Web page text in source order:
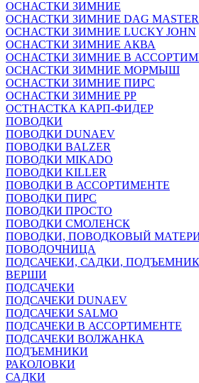
ОСНАСТКИ ЗИМНИЕ
ОСНАСТКИ ЗИМНИЕ DAG MASTER
ОСНАСТКИ ЗИМНИЕ LUCKY JOHN
ОСНАСТКИ ЗИМНИЕ АКВА
ОСНАСТКИ ЗИМНИЕ В
ОСНАСТКИ ЗИМНИЕ МОРМЫШ
ОСНАСТКИ ЗИМНИЕ ПИРС
ОСНАСТКИ ЗИМНИЕ РР
ОСТНАСТКА КАРП-ФИДЕР
ПОВОДКИ
ПОВОДКИ DUNAEV
ПОВОДКИ BALZER
ПОВОДКИ MIKADO
ПОВОДКИ KILLER
ПОВОДКИ В АССОРТИМЕНТЕ
ПОВОДКИ ПИРС
ПОВОДКИ ПРОСТО
ПОВОДКИ СМОЛЕНСК
ПОВОДКИ, ПОВОДКОВЫЙ
ПОВОДОЧНИЦА
ПОДСАЧЕКИ, САДКИ,
ВЕРШИ
ПОДСАЧЕКИ
ПОДСАЧЕКИ DUNAEV
ПОДСАЧЕКИ SALMO
ПОДСАЧЕКИ В АССОРТИМЕНТЕ
ПОДСАЧЕКИ ВОЛЖАНКА
ПОДЪЕМНИКИ
РАКОЛОВКИ
САДКИ